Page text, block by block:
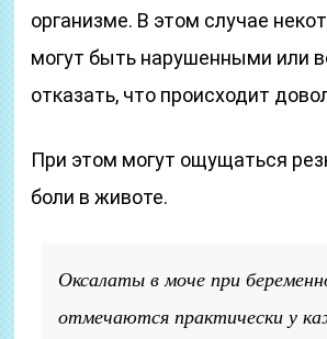
организме. В этом случае
могут быть нарушенными или
отказать, что происходит
При этом могут ощущаться
боли в животе.
Оксалаты в моче при
отмечаются практически у